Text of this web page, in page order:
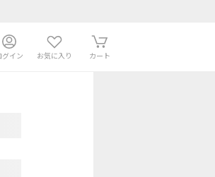
グイン お気に入り カート